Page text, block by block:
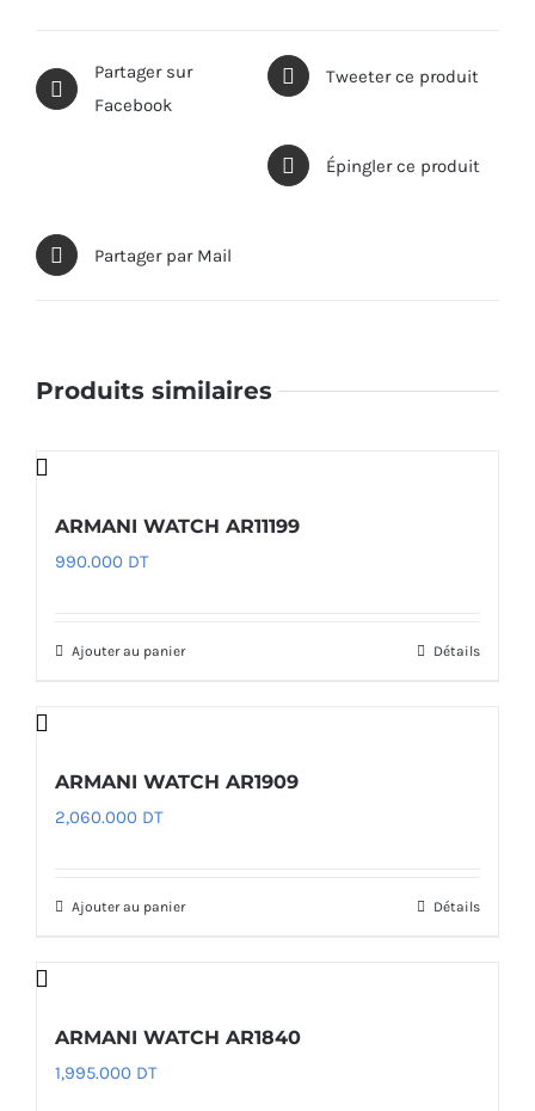
Partager sur
Facebook
Tweeter ce produit
Épingler ce produit
Partager par Mail
Produits similaires
ARMANI WATCH AR11199
990.000 DT
Ajouter au panier Détails
ARMANI WATCH AR1909
2,060.000 DT
Ajouter au panier Détails
ARMANI WATCH AR1840
1,995.000 DT